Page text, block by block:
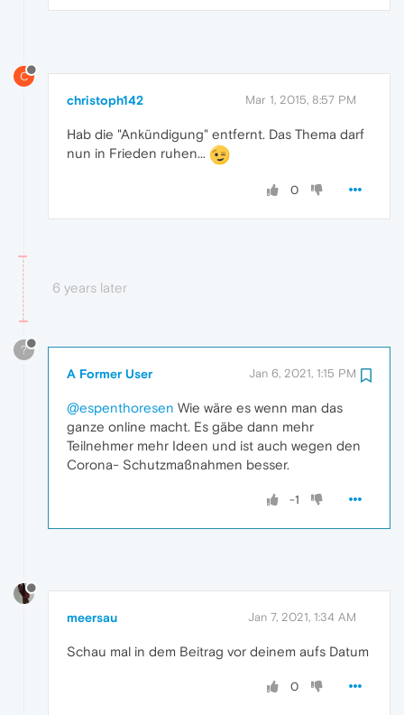
C
christoph142 Mar 1, 2015, 8:57 PM
Hab die "Ankündigung" entfernt. Das Thema darf
nun in Frieden ruhen...
0
6 years later
?
A Former User Jan 6, 2021, 1:15 PM
@espenthoresen Wie wäre es wenn man das
ganze online macht. Es gäbe dann mehr
Teilnehmer mehr Ideen und ist auch wegen den
Corona- Schutzmaßnahmen besser.
-1
meersau Jan 7, 2021, 1:34 AM
Schau mal in dem Beitrag vor deinem aufs Datum
0